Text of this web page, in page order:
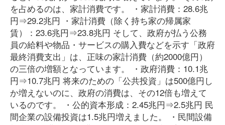
を占めるのは、家計消費です。 ・家計消費：28.6兆
円⇒29.2兆円 ・家計消費（除く持ち家の帰属家
賃）：23.6兆円⇒23.8兆円 そして、政府が払う公務
員の給料や物品・サービスの購入費などを示す「政府
最終消費支出」は、正味の家計消費（約2000億円）
の三倍の増額となっています。 ・政府消費：10.1兆
円⇒10.7兆円 将来のための「公共投資」は500億円し
か増えないのに、政府の消費は、その12倍も増えて
いるのです。 ・公的資本形成：2.45兆円⇒2.5兆円 民
間企業の設備投資は1.5兆円増えました。 ・民間設備